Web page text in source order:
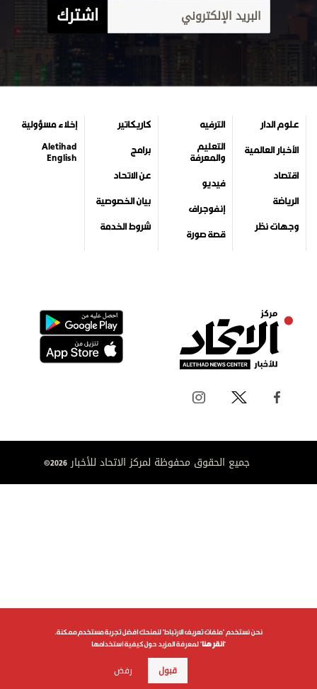
اشترك
علوم الدار
الأخبار العالمية
اقتصاد
الرياضة
وجهات نظر
الترفيه
التعليم
والمعرفة
فيديو
إنفوجراف
قصة صورة
كاريكاتير
برامج
عن الاتحاد
بيان الخصوصية
شروط الخدمة
إخلاء مسؤولية
Aletihad
English
جميع الحقوق محفوظة لمركز الاتحاد للأخبار 2026©
نحن نستخدم "ملفات تعريف الارتباط" لنمنحك افضل تجربة مستخدم ممكنة.
"انقر هنا" لمعرفة المزيد حول كيفية استخدامها
قبول رفض